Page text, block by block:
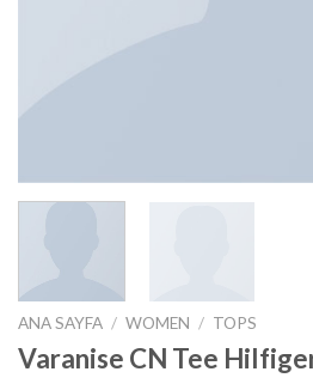
ANA SAYFA / WOMEN / TOPS
Varanise CN Tee